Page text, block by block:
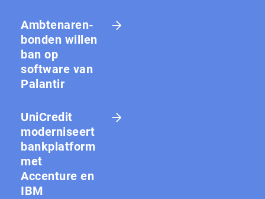
Amb­te­na­ren­
bon­den willen
ban op
software van
Palantir
UniCredit
moderniseert
bankplatform
met
Accenture en
IBM